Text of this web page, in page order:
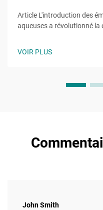
Article L'introduction des
aqueuses a révolutionné la
VOIR PLUS
John Smith